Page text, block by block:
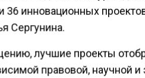
инновационных
Сергунина.
лучшие проекты
правовой, научной